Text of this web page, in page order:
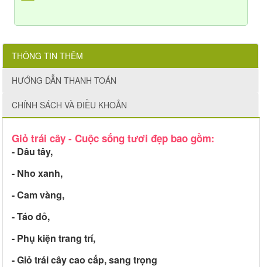
THÔNG TIN THÊM
HƯỚNG DẪN THANH TOÁN
CHÍNH SÁCH VÀ ĐIỀU KHOẢN
Giỏ trái cây - Cuộc sống tươi đẹp bao gồm:
- Dâu tây,
- Nho xanh,
- Cam vàng,
- Táo đỏ,
- Phụ kiện trang trí,
- Giỏ trái cây cao cấp, sang trọng